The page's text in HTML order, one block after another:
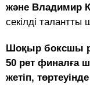
және Владимир
секілді талантты
Шоқыр боксшы
50 рет финалға
жетіп,